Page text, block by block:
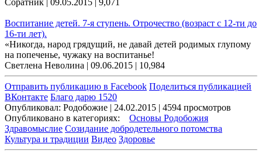
Соратник | 09.05.2015 | 9,071
Воспитание детей. 7-я ступень. Отрочество (возраст с 12-ти до
16-ти лет).
«Никогда, народ грядущий, не давай детей родимых глупому
на попеченье, чужаку на воспитанье!
Светлена Неволина | 09.06.2015 | 10,984
Отправить публикацию в Facebook Поделиться публикацией
ВКонтакте Благо дарю 1520
Опубликовал: Родобожие | 24.02.2015 | 4594 просмотров
Опубликовано в категориях: Основы Родобожия
Здравомыслие Созидание добродетельного потомства
Культура и традиции Видео Здоровье